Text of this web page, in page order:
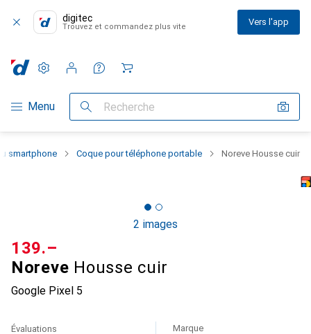
digitec
Trouvez et commandez plus vite Vers l'app
Navigation par catégorie
Menu Recherche
Paramètres
Compte client
Listes de comparaison
Listes d'envies
Panier
smartphone Coque pour téléphone portable Noreve Housse cuir
2 images
Noreve Housse cuir
Google Pixel 5
CHF
139.–
Évaluations Marque